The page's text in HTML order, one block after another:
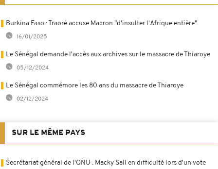
Burkina Faso : Traoré accuse Macron "d'insulter l'Afrique entière"
16/01/2025
Le Sénégal demande l'accès aux archives sur le massacre de Thiaroye
05/12/2024
Le Sénégal commémore les 80 ans du massacre de Thiaroye
02/12/2024
SUR LE MÊME PAYS
Secrétariat général de l'ONU : Macky Sall en difficulté lors d'un vote